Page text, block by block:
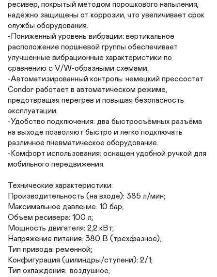
ресивер, покрытый методом порошкового напыления,
надежно защищены от коррозии, что увеличивает срок
службы оборудования.
-Пониженный уровень вибрации: вертикальное
расположение поршневой группы обеспечивает
улучшенные вибрационные характеристики по
сравнению с V/W-образными схемами.
-Автоматизированный контроль: немецкий прессостат
Condor работает в автоматическом режиме,
предотвращая перегрев и повышая безопасность
эксплуатации.
-Удобство подключения: два быстросъёмных разъёма
на выходе позволяют быстро и легко подключать
различное пневматическое оборудование.
-Комфорт использования: оснащен удобной ручкой для
мобильного передвижения.
Технические характеристики:
Производительность (на входе): 385 л/мин;
Максимальное давление: 10 бар;
Объем ресивера: 100 л;
Мощность двигателя: 2,2 кВт;
Напряжение питания: 380 В (трехфазное);
Тип привода: ременной;
Конфигурация (цилиндры/ступени): 2/1;
Тип охлаждения:	воздушное;